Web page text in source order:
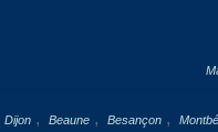
Dijon , Beaune , Besançon ,